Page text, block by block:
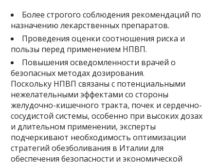
Более строгого соблюдения рекомендаций по
назначению лекарственных препаратов.
Проведения оценки соотношения риска и
пользы перед применением НПВП.
Повышения осведомленности врачей о
безопасных методах дозирования.
Поскольку НПВП связаны с потенциальными
нежелательными эффектами со стороны
желудочно-кишечного тракта, почек и сердечно-
сосудистой системы, особенно при высоких дозах
и длительном применении, эксперты
подчеркивают необходимость оптимизации
стратегий обезболивания в Италии для
обеспечения безопасности и экономической